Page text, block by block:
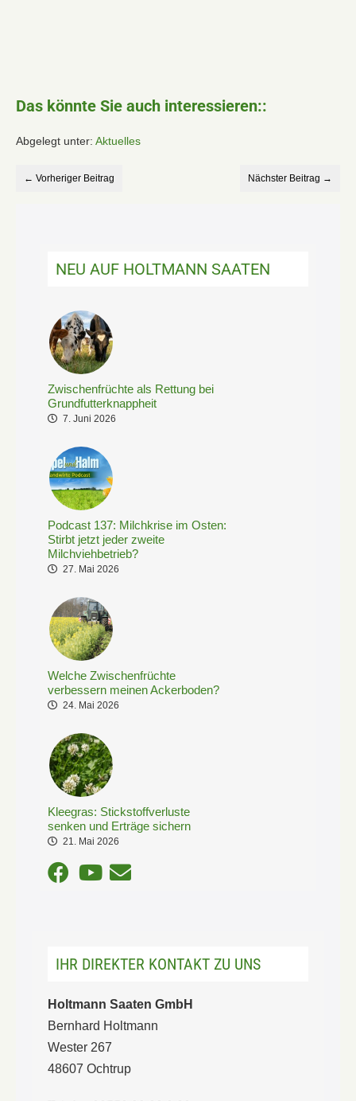
Das könnte Sie auch interessieren::
Abgelegt unter: Aktuelles
← Vorheriger Beitrag Nächster Beitrag →
NEU AUF HOLTMANN SAATEN
Zwischenfrüchte als Rettung bei
Grundfutterknappheit
7. Juni 2026
Podcast 137: Milchkrise im Osten:
Stirbt jetzt jeder zweite
Milchviehbetrieb?
27. Mai 2026
Welche Zwischenfrüchte
verbessern meinen Ackerboden?
24. Mai 2026
Kleegras: Stickstoffverluste
senken und Erträge sichern
21. Mai 2026
IHR DIREKTER KONTAKT ZU UNS
Holtmann Saaten GmbH
Bernhard Holtmann
Wester 267
48607 Ochtrup